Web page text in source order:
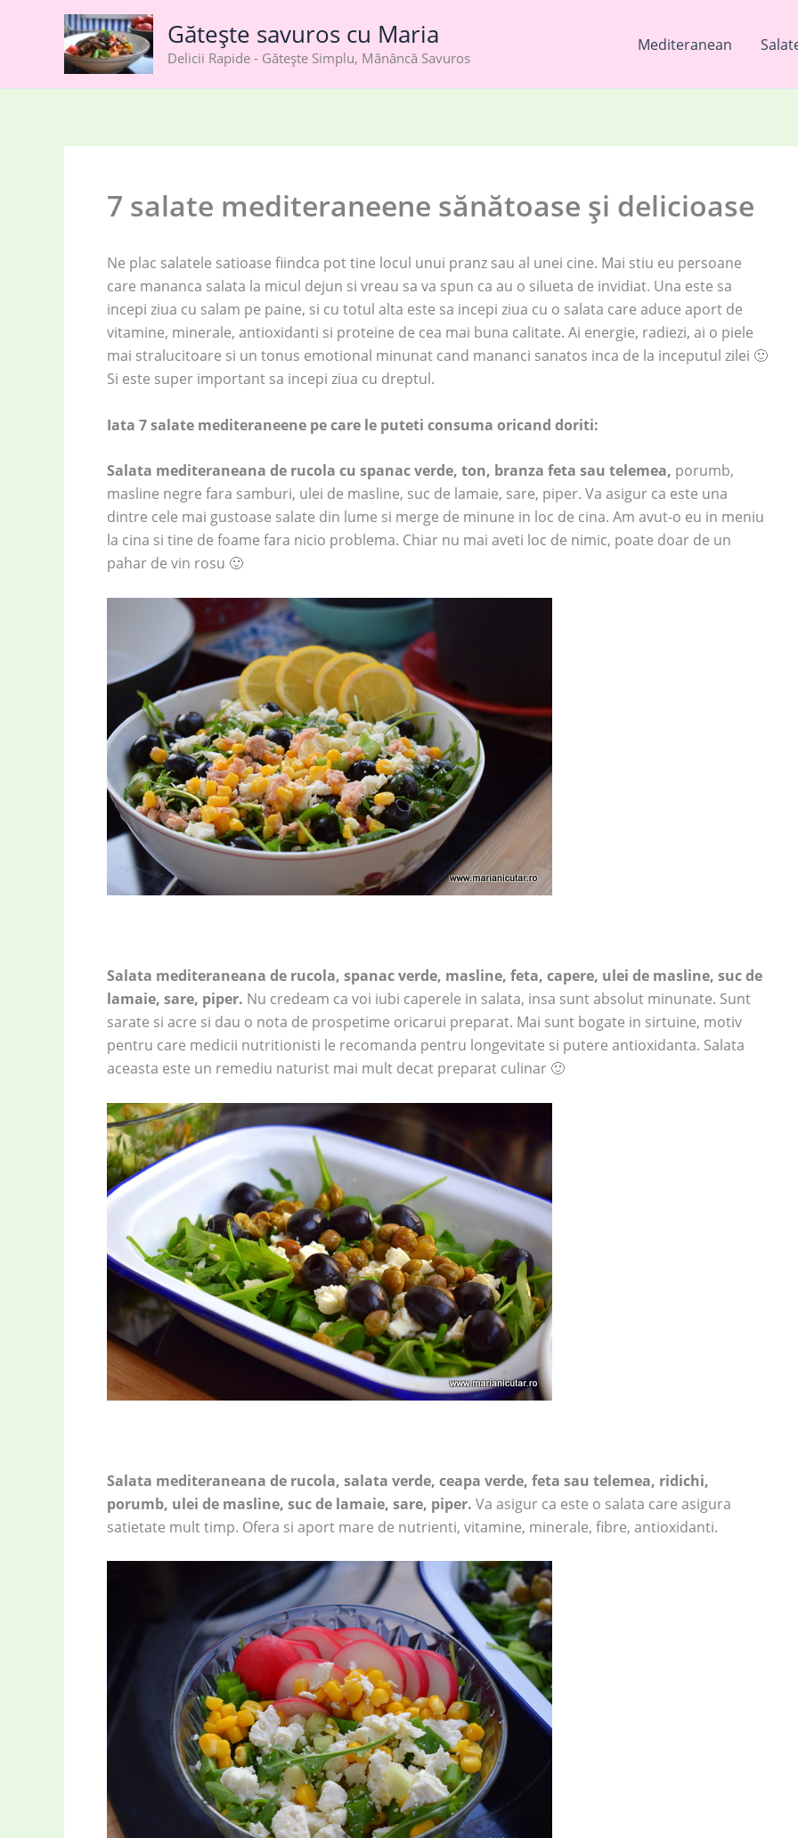
Gătește savuros cu Maria
Delicii Rapide - Gătește Simplu, Mănâncă Savuros
Mediteranean
7 salate mediteraneene sănătoase și delicioase
Ne plac salatele satioase fiindca pot tine locul unui pranz sau al unei cine. Mai stiu eu persoane
care mananca salata la micul dejun si vreau sa va spun ca au o silueta de invidiat. Una este sa
incepi ziua cu salam pe paine, si cu totul alta este sa incepi ziua cu o salata care aduce aport de
vitamine, minerale, antioxidanti si proteine de cea mai buna calitate. Ai energie, radiezi, ai o piele
mai stralucitoare si un tonus emotional minunat cand mananci sanatos inca de la inceputul zilei 🙂
Si este super important sa incepi ziua cu dreptul.
Iata 7 salate mediteraneene pe care le puteti consuma oricand doriti:
Salata mediteraneana de rucola cu spanac verde, ton, branza feta sau telemea, porumb,
masline negre fara samburi, ulei de masline, suc de lamaie, sare, piper. Va asigur ca este una
dintre cele mai gustoase salate din lume si merge de minune in loc de cina. Am avut-o eu in meniu
la cina si tine de foame fara nicio problema. Chiar nu mai aveti loc de nimic, poate doar de un
pahar de vin rosu 🙂
Salata mediteraneana de rucola, spanac verde, masline, feta, capere, ulei de masline, suc de
lamaie, sare, piper. Nu credeam ca voi iubi caperele in salata, insa sunt absolut minunate. Sunt
sarate si acre si dau o nota de prospetime oricarui preparat. Mai sunt bogate in sirtuine, motiv
pentru care medicii nutritionisti le recomanda pentru longevitate si putere antioxidanta. Salata
aceasta este un remediu naturist mai mult decat preparat culinar 🙂
Salata mediteraneana de rucola, salata verde, ceapa verde, feta sau telemea, ridichi,
porumb, ulei de masline, suc de lamaie, sare, piper. Va asigur ca este o salata care asigura
satietate mult timp. Ofera si aport mare de nutrienti, vitamine, minerale, fibre, antioxidanti.